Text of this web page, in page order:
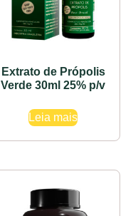
Extrato de Própolis
Verde 30ml 25% p/v
Leia mais